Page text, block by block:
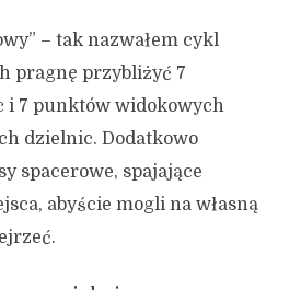
– tak nazwałem cykl
pragnę przybliżyć 7
i 7 punktów widokowych
dzielnic. Dodatkowo
spacerowe, spajające
abyście mogli na własną